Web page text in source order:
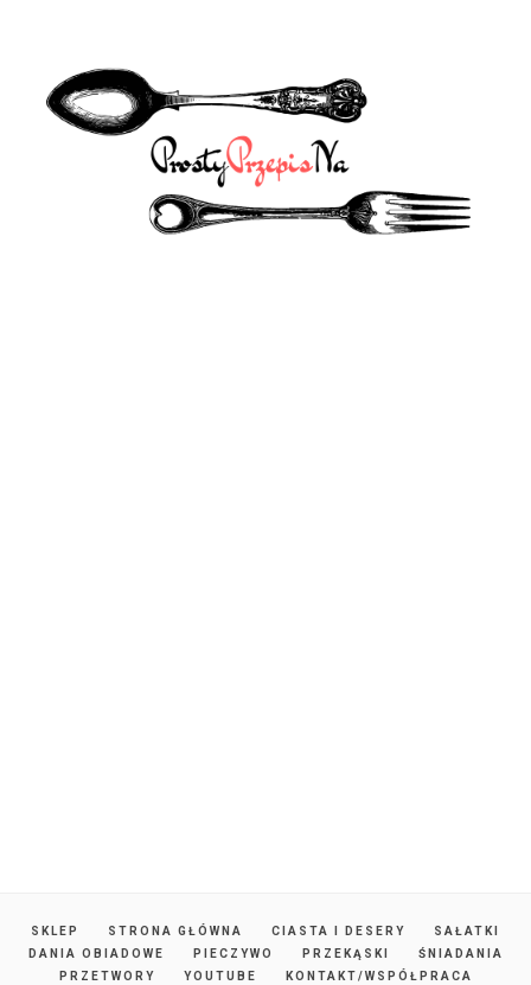
SKLEP STRONA GŁÓWNA CIASTA I DESERY
SAŁATKI
DANIA OBIADOWE
PIECZYWO PRZEKĄSKI
ŚNIADANIA
PRZETWORY
YOUTUBE
KONTAKT/WSPÓŁPRACA